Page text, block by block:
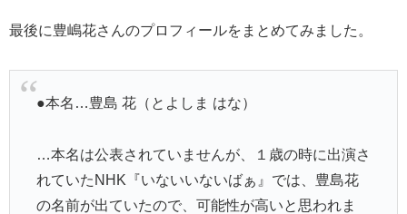
最後に豊嶋花さんのプロフィールをまとめてみました。
●本名…豊島 花（とよしま はな）
…本名は公表されていませんが、１歳の時に出演さ
れていたNHK『いないいないばぁ』では、豊島花
の名前が出ていたので、可能性が高いと思われま